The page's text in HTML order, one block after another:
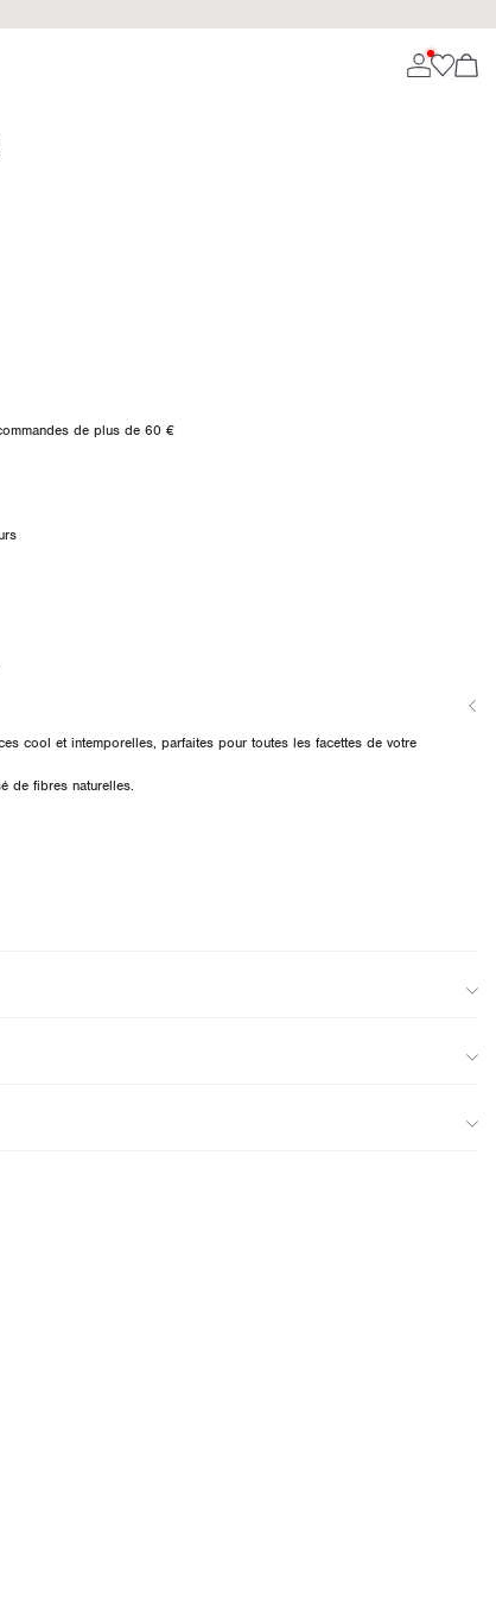
de plus de 60 €
cool et intemporelles, parfaites pour toutes les facettes de votre
de fibres naturelles.